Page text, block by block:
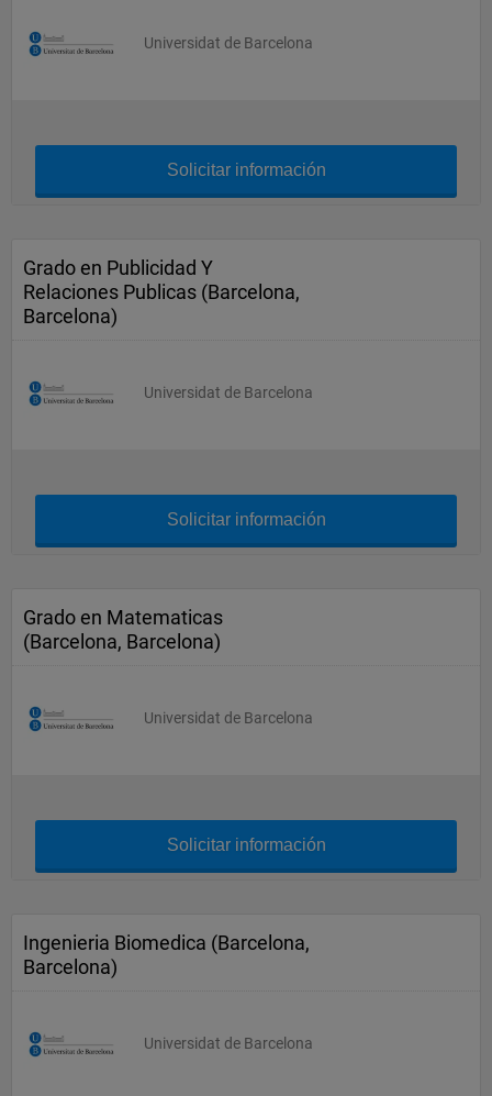
Universidat de Barcelona
Solicitar información
Grado en Publicidad Y
Relaciones Publicas (Barcelona,
Barcelona)
Universidat de Barcelona
Solicitar información
Grado en Matematicas
(Barcelona, Barcelona)
Universidat de Barcelona
Solicitar información
Ingenieria Biomedica (Barcelona,
Barcelona)
Universidat de Barcelona